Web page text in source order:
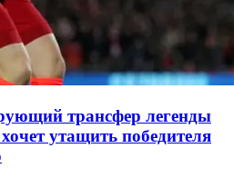
трансфер легенды
утащить победителя